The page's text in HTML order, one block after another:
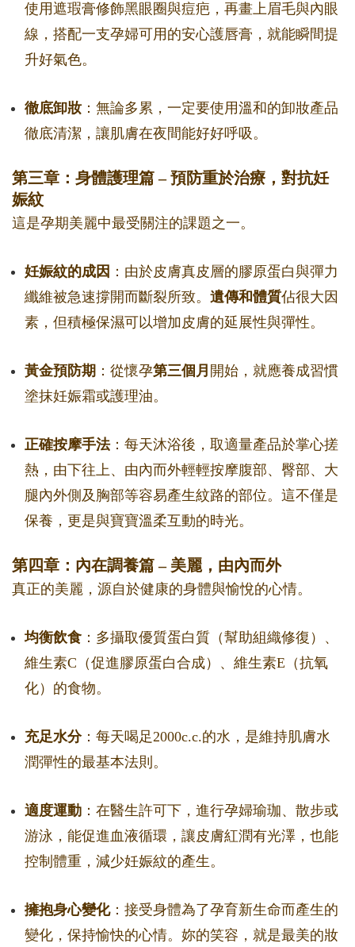
使用遮瑕膏修飾黑眼圈與痘疤，再畫上眉毛與內眼
線，搭配一支孕婦可用的安心護唇膏，就能瞬間提
升好氣色。
徹底卸妝 ：無論多累，一定要使用溫和的卸妝產品
徹底清潔，讓肌膚在夜間能好好呼吸。
第三章：身體護理篇 – 預防重於治療，對抗妊
娠紋
這是孕期美麗中最受關注的課題之一。
妊娠紋的成因 ：由於皮膚真皮層的膠原蛋白與彈力
纖維被急速撐開而斷裂所致。 遺傳和體質佔很大因
素，但積極保濕可以增加皮膚的延展性與彈性。
黃金預防期 ：從懷孕第三個月 開始，就應養成習慣
塗抹妊娠霜或護理油。
正確按摩手法：每天沐浴後，取適量產品於掌心搓
熱，由下往上、由內而外輕輕按摩腹部、臀部、大
腿內外側及胸部等容易產生紋路的部位。這不僅是
保養，更是與寶寶溫柔互動的時光。
第四章：內在調養篇 – 美麗，由內而外
真正的美麗，源自於健康的身體與愉悅的心情。
均衡飲食 ：多攝取優質蛋白質（幫助組織修復）、
維生素C（促進膠原蛋白合成）、維生素E（抗氧
化）的食物。
充足水分：每天喝足2000c.c.的水，是維持肌膚水
潤彈性的最基本法則。
適度運動 ：在醫生許可下，進行孕婦瑜珈、散步或
游泳，能促進血液循環，讓皮膚紅潤有光澤，也能
控制體重，減少妊娠紋的產生。
擁抱身心變化：接受身體為了孕育新生命而產生的
變化，保持愉快的心情。妳的笑容，就是最美的妝